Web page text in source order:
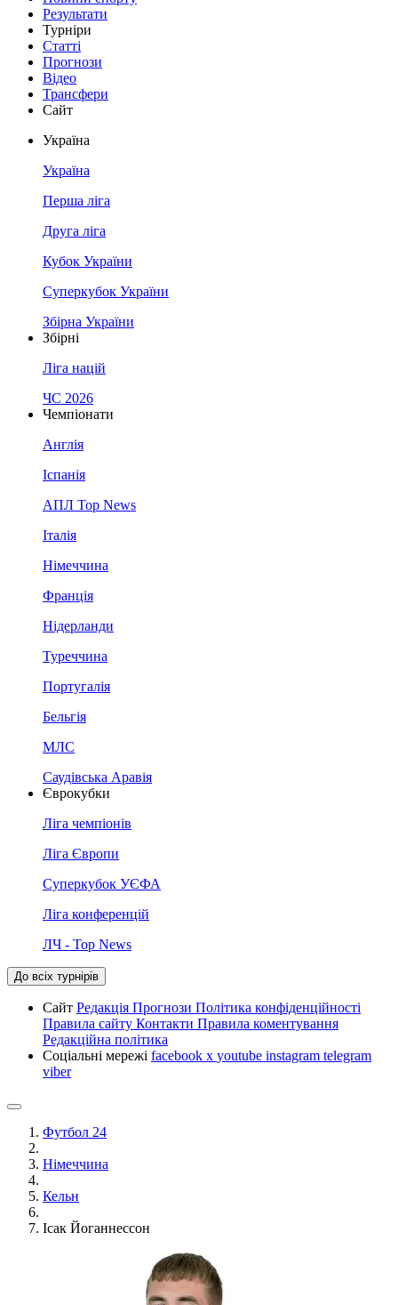
Результати
Турніри
Статті
Прогнози
Відео
Трансфери
Сайт
Україна
Україна
Перша ліга
Друга ліга
Кубок України
Суперкубок України
Збірна України
Збірні
Ліга націй
ЧС 2026
Чемпіонати
Англія
Іспанія
АПЛ Top News
Італія
Німеччина
Франція
Нідерланди
Туреччина
Португалія
Бельгія
МЛС
Саудівська Аравія
Єврокубки
Ліга чемпіонів
Ліга Європи
Суперкубок УЄФА
Ліга конференцій
ЛЧ - Top News
До всіх турнірів
Сайт Редакція Прогнози Політика конфіденційності
Правила сайту Контакти Правила коментування
Редакційна політика
Соціальні мережі facebook x youtube instagram telegram
viber
Футбол 24
Німеччина
Кельн
Ісак Йоганнессон